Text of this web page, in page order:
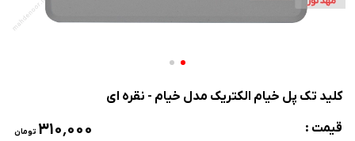
کلید تک پل خیام الکتریک مدل خیام - نقره ای
قیمت :
۳۱۰٬۰۰۰ تومان